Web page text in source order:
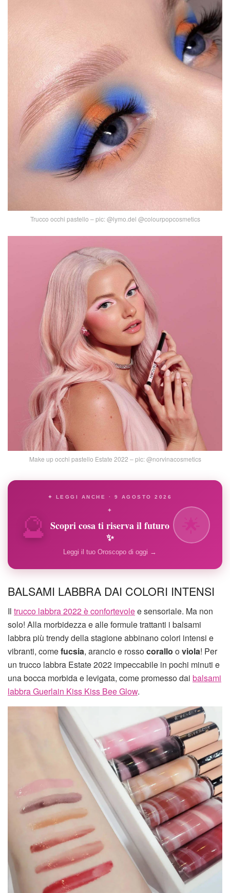
Trucco occhi pastello – pic: @lymo.del @colourpopcosmetics
Make up occhi pastello Estate 2022 – pic: @norvinacosmetics
🔮
✦ LEGGI ANCHE · 9 AGOSTO 2026
✦
Scopri cosa ti riserva il futuro
✨
Leggi il tuo Oroscopo di oggi →
BALSAMI LABBRA DAI COLORI INTENSI
Il trucco labbra 2022 è confortevolee sensoriale. Ma non
solo! Alla morbidezza e alle formule trattanti i balsami
labbra più trendy della stagione abbinano colori intensi e
vibranti, comefucsia, arancio e rossocorallo oviola! Per
un trucco labbra Estate 2022 impeccabile in pochi minuti e
una bocca morbida e levigata, come promesso dai balsami
labbra Guerlain Kiss Kiss Bee Glow.